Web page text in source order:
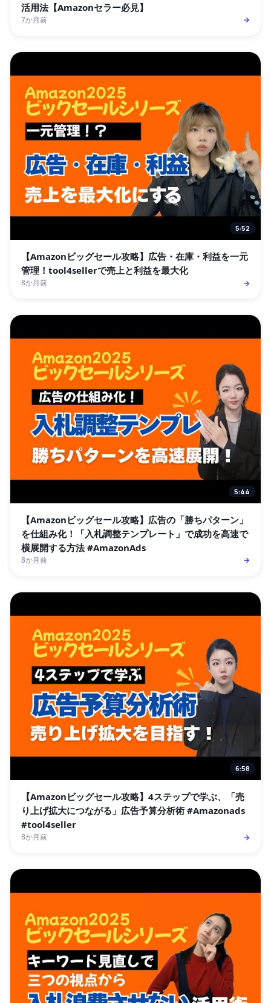
活用法【Amazonセラー必見】
7か月前 →
5:52
【Amazonビッグセール攻略】広告・在庫・利益を一元
管理！tool4sellerで売上と利益を最大化
8か月前 →
5:44
【Amazonビッグセール攻略】広告の「勝ちパターン」
を仕組み化！「入札調整テンプレート」で成功を高速で
横展開する方法 #AmazonAds
8か月前 →
6:58
【Amazonビッグセール攻略】4ステップで学ぶ、「売
り上げ拡大につながる」広告予算分析術 #Amazonads
#tool4seller
8か月前 →